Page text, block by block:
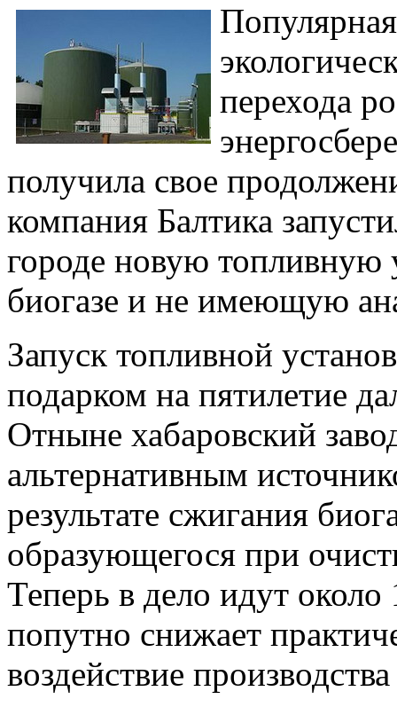
перехода
получила свое
компания Балтика
городе новую топливную
биогазе и не имеющую
Запуск топливной
подарком на пятилетие
Отныне хабаровский
альтернативным
результате сжигания
образующегося при
Теперь в дело идут около
попутно снижает
воздействие